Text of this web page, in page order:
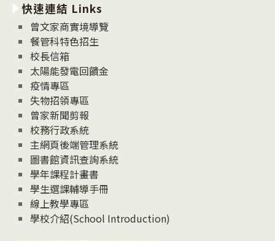
消
息
News
快速連結 Links
曾文家商實境導覽
餐管科特色招生
校長信箱
太陽能發電回饋金
疫情專區
失物招領專區
曾家新聞剪報
校務行政系統
主網頁後端管理系統
圖書館資訊查詢系統
學年課程計畫書
學生選課輔導手冊
線上教學專區
學校介紹(School Introduction)